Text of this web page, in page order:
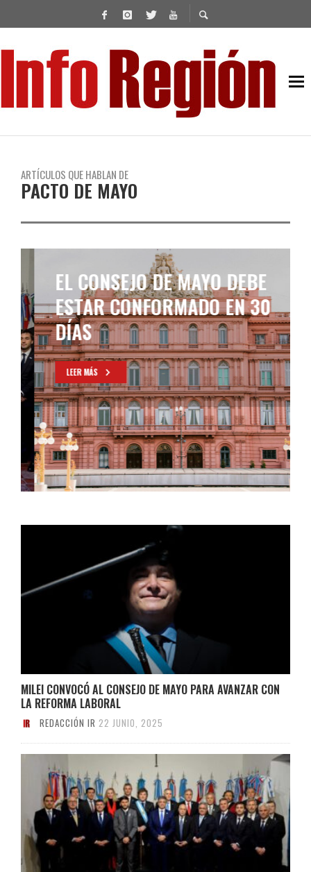
ARTÍCULOS QUE HABLAN DE
PACTO DE MAYO
EL CONSEJO DE MAYO DEBE
ESTAR CONFORMADO EN 30
DÍAS
LEER MÁS
MILEI CONVOCÓ AL CONSEJO DE MAYO PARA AVANZAR CON
LA REFORMA LABORAL
REDACCIÓN IR 22 JUNIO, 2025